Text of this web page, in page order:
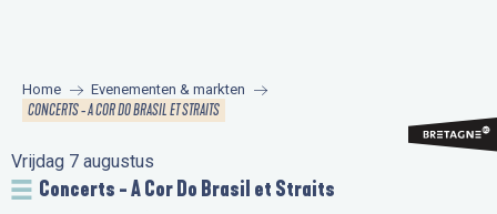
principal
Home Evenementen & markten
CONCERTS - A COR DO BRASIL ET STRAITS
Vrijdag 7 augustus
Concerts - A Cor Do Brasil et Straits